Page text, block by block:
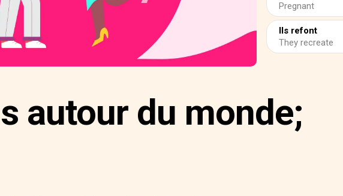
Pregnant
Ils refont
They recreate
autour du monde;